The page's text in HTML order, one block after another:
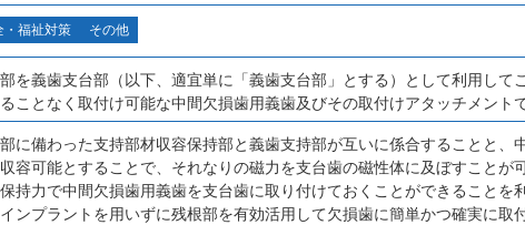
・福祉対策 その他
を義歯支台部（以下、適宜単に「義歯支台部」とする）として利用して
ことなく取付け可能な中間欠損歯用義歯及びその取付けアタッチメントで
に備わった支持部材収容保持部と義歯支持部が互いに係合することと、
容可能とすることで、それなりの磁力を支台歯の磁性体に及ぼすことが
持力で中間欠損歯用義歯を支台歯に取り付けておくことができることを
ンプラントを用いずに残根部を有効活用して欠損歯に簡単かつ確実に取